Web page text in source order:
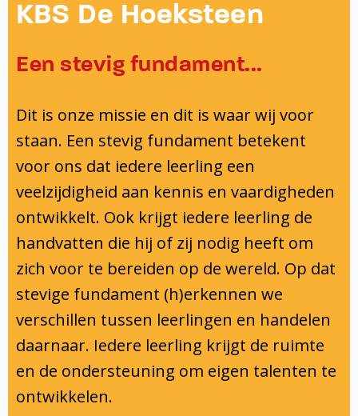
Onderwijsinspectie
KBS De Hoeksteen
Een stevig fundament...
Dit is onze missie en dit is waar wij voor
staan. Een stevig fundament betekent
voor ons dat iedere leerling een
veelzijdigheid aan kennis en vaardigheden
ontwikkelt. Ook krijgt iedere leerling de
handvatten die hij of zij nodig heeft om
zich voor te bereiden op de wereld. Op dat
stevige fundament (h)erkennen we
verschillen tussen leerlingen en handelen
daarnaar. Iedere leerling krijgt de ruimte
en de ondersteuning om eigen talenten te
ontwikkelen.